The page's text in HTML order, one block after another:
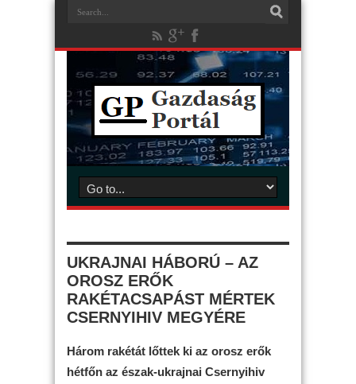
UKRAJNAI HÁBORÚ – AZ
OROSZ ERŐK
RAKÉTACSAPÁST MÉRTEK
CSERNYIHIV MEGYÉRE
Három rakétát lőttek ki az orosz erők
hétfőn az észak-ukrajnai Csernyihiv